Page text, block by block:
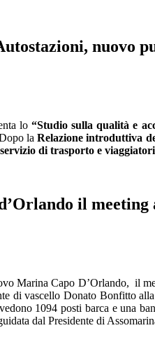
nuovo
lo“Studio sulla qualità e
laRelazione introduttiva
di trasporto e
il meeting
Marina Capo D’Orlando, il
di vascello Donato Bonfitto
1094 posti barca e una
dal Presidente di